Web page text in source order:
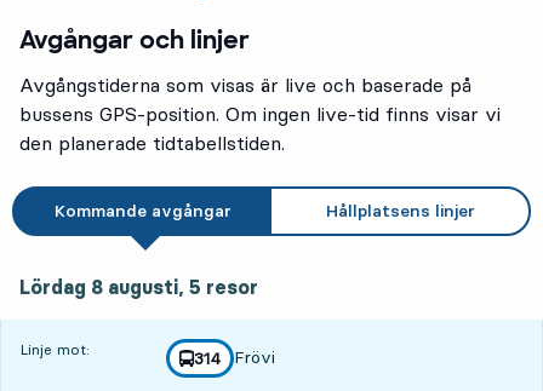
Avgångar och linjer
Avgångstiderna som visas är live och baserade på
bussens GPS-position. Om ingen live-tid finns visar vi
den planerade tidtabellstiden.
Kommande avgångar Hållplatsens linjer
Lördag 8 augusti, 5 resor
Linje mot: linje
314
mot
Frövi
,